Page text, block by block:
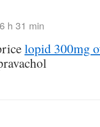
h 31 min
lopid 300mg